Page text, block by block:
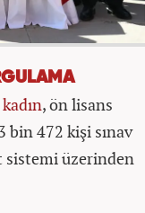
kadın, ön lisans
bin 472 kişi sınav
sistemi üzerinden